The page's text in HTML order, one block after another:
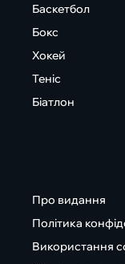
Баскетбол
Бокс
Хокей
Теніс
Біатлон
Про видання
Політика
Використання